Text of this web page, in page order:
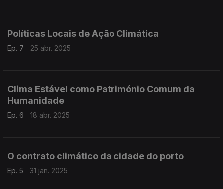
Políticas Locais de Ação Climática
Ep. 7 25 abr. 2025
Clima Estável como Património Comum da
Humanidade
Ep. 6 18 abr. 2025
O contrato climático da cidade do porto
Ep. 5 31 jan. 2025